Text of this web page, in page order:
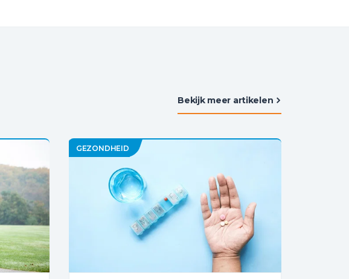
Bekijk meer artikelen
GEZONDHEID